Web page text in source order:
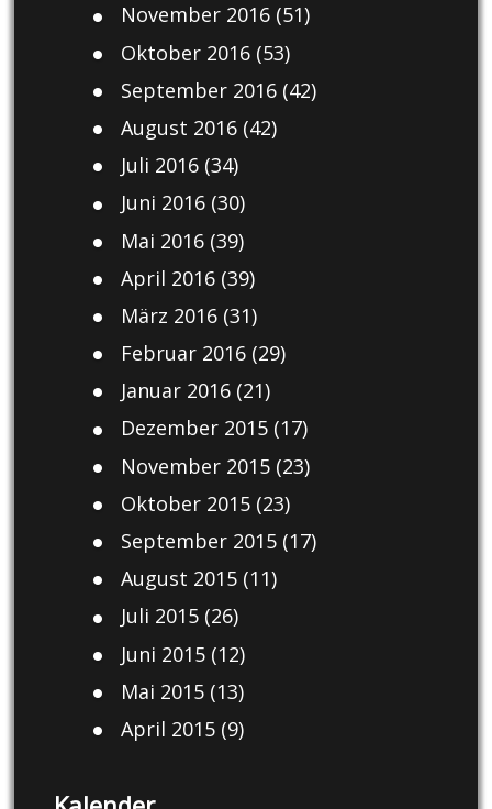
November 2016(51)
Oktober 2016(53)
September 2016(42)
August 2016(42)
Juli 2016(34)
Juni 2016(30)
Mai 2016(39)
April 2016(39)
März 2016(31)
Februar 2016(29)
Januar 2016(21)
Dezember 2015(17)
November 2015(23)
Oktober 2015(23)
September 2015(17)
August 2015(11)
Juli 2015(26)
Juni 2015(12)
Mai 2015(13)
April 2015(9)